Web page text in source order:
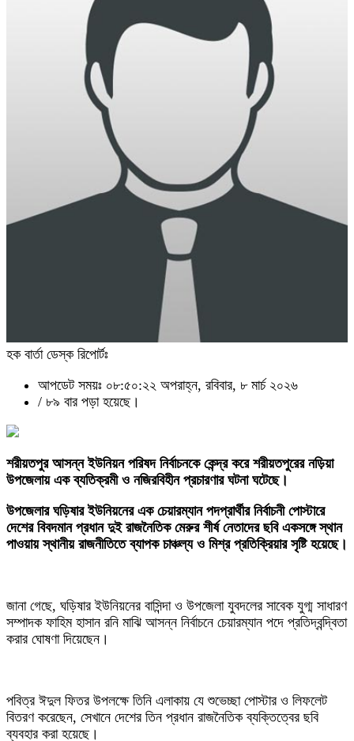
হক বার্তা ডেস্ক রিপোর্টঃ
আপডেট সময়ঃ ০৮:৫০:২২ অপরাহ্ন, রবিবার, ৮ মার্চ ২০২৬
/ ৮৯ বার পড়া হয়েছে।
শরীয়তপুর আসন্ন ইউনিয়ন পরিষদ নির্বাচনকে কেন্দ্র করে শরীয়তপুরের নড়িয়া
উপজেলায় এক ব্যতিক্রমী ও নজিরবিহীন প্রচারণার ঘটনা ঘটেছে।
উপজেলার ঘড়িষার ইউনিয়নের এক চেয়ারম্যান পদপ্রার্থীর নির্বাচনী পোস্টারে
দেশের বিবদমান প্রধান দুই রাজনৈতিক মেরুর শীর্ষ নেতাদের ছবি একসঙ্গে স্থান
পাওয়ায় স্থানীয় রাজনীতিতে ব্যাপক চাঞ্চল্য ও মিশ্র প্রতিক্রিয়ার সৃষ্টি হয়েছে।
‎জানা গেছে, ঘড়িষার ইউনিয়নের বাসিন্দা ও উপজেলা যুবদলের সাবেক যুগ্ম সাধারণ
সম্পাদক ফাহিম হাসান রনি মাঝি আসন্ন নির্বাচনে চেয়ারম্যান পদে প্রতিদ্বন্দ্বিতা
করার ঘোষণা দিয়েছেন।
পবিত্র ঈদুল ফিতর উপলক্ষে তিনি এলাকায় যে শুভেচ্ছা পোস্টার ও লিফলেট
বিতরণ করেছেন, সেখানে দেশের তিন প্রধান রাজনৈতিক ব্যক্তিত্বের ছবি
ব্যবহার করা হয়েছে।